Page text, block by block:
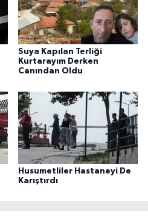
Suya Kapılan Terliği
Kurtarayım Derken
Canından Oldu
Husumetliler Hastaneyi De
Karıştırdı